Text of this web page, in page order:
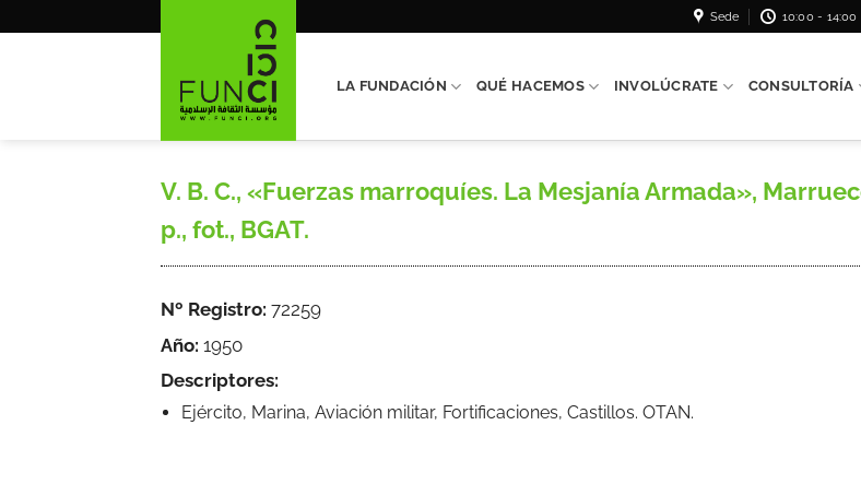
Sede 10:00 - 14:00
LA FUNDACIÓN QUÉ HACEMOS INVOLÚCRATE CONSULTORÍA
V. B. C., «Fuerzas marroquíes. La Mesjanía Armada»,
p., fot., BGAT.
Nº Registro: 72259
Año: 1950
Descriptores:
Ejército, Marina, Aviación militar, Fortificaciones, Castillos. OTAN.